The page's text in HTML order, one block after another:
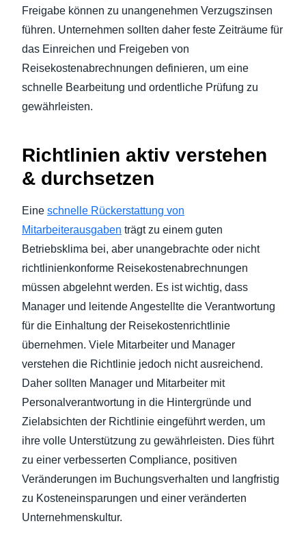
Freigabe können zu unangenehmen Verzugszinsen
führen. Unternehmen sollten daher feste Zeiträume für
das Einreichen und Freigeben von
Reisekostenabrechnungen definieren, um eine
schnelle Bearbeitung und ordentliche Prüfung zu
gewährleisten.
Richtlinien aktiv verstehen
& durchsetzen
Eine schnelle Rückerstattung von
Mitarbeiterausgaben trägt zu einem guten
Betriebsklima bei, aber unangebrachte oder nicht
richtlinienkonforme Reisekostenabrechnungen
müssen abgelehnt werden. Es ist wichtig, dass
Manager und leitende Angestellte die Verantwortung
für die Einhaltung der Reisekostenrichtlinie
übernehmen. Viele Mitarbeiter und Manager
verstehen die Richtlinie jedoch nicht ausreichend.
Daher sollten Manager und Mitarbeiter mit
Personalverantwortung in die Hintergründe und
Zielabsichten der Richtlinie eingeführt werden, um
ihre volle Unterstützung zu gewährleisten. Dies führt
zu einer verbesserten Compliance, positiven
Veränderungen im Buchungsverhalten und langfristig
zu Kosteneinsparungen und einer veränderten
Unternehmenskultur.